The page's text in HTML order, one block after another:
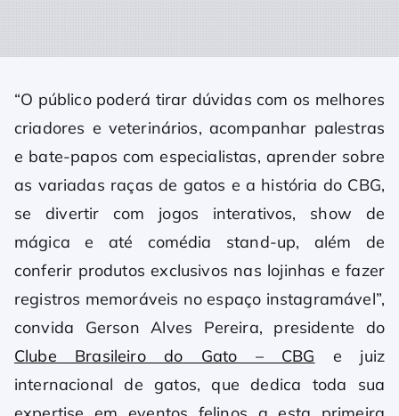
“O público poderá tirar dúvidas com os melhores
criadores e veterinários, acompanhar palestras
e bate-papos com especialistas, aprender sobre
as variadas raças de gatos e a história do CBG,
se divertir com jogos interativos, show de
mágica e até comédia stand-up, além de
conferir produtos exclusivos nas lojinhas e fazer
registros memoráveis no espaço instagramável”,
convida Gerson Alves Pereira, presidente do
Clube Brasileiro do Gato – CBG e juiz
internacional de gatos, que dedica toda sua